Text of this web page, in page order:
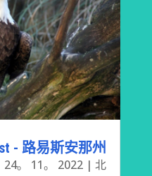
- 路易斯安那州
24。 11。 2022 |北